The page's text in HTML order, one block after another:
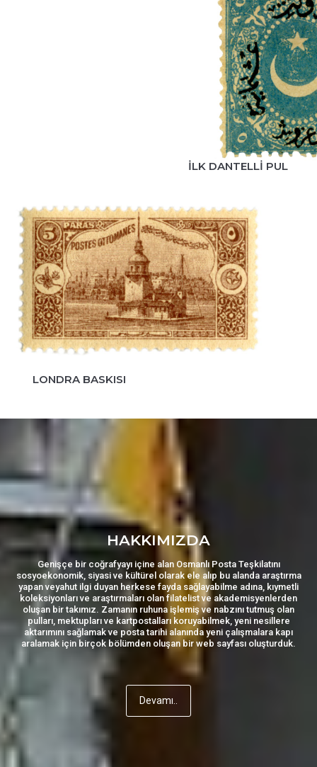
İLK DANTELLI PUL
LONDRA BASKISI
HAKKIMIZDA
Genişçe bir coğrafyayı içine alan Osmanlı Posta Teşkilatını
sosyoekonomik, siyasi ve kültürel olarak ele alıp bu alanda araştırma
yapan veyahut ilgi duyan herkese fayda sağlayabilme adına, kıymetli
koleksiyonları ve araştırmaları olan filatelist ve akademisyenlerden
oluşan bir takımız. Zamanın ruhuna işlemiş ve nabzını tutmuş olan
pulları, mektupları ve kartpostalları koruyabilmek, yeni nesillere
aktarımını sağlamak ve posta tarihi alanında yeni çalışmalara kapı
aralamak için birçok bölümden oluşan bir web sayfası oluşturduk.
Devamı..